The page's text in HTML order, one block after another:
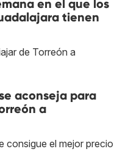
en el que los
tienen
de Torreón a
aconseja para
a
consigue el mejor precio